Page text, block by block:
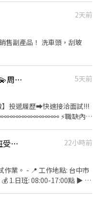
2天前
售副產品！ 洗車頭，刮玻
📍台中電子作業員👌可自選班別💫周休二日📢冷氣房工作💵各種獎金領不完(J-吉)
5天前
投遞履歷➡快速接洽面試!!!
⚡職缺內容
休50分/早上下午各休10分
約31,000~37,000) 📌小
💰薪資範圍:$31,000/月
元/月 (配合加班平均約
🔥 輕鬆工廠 👍久坐冷氣房🌟夜班受訓另拿獎金2,000-17,000元
22小時前
點: 台中市
1.日班: 08:00-17:00點 ▶︎ 薪